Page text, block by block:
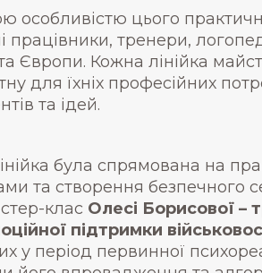
особливістю цього
працівники, тренери,
Європи. Кожна лінійка
для їхніх професійних
та ідей.
була спрямована на
та створення безпечного
клас Олесі Борисової –
підтримки
у період первинної